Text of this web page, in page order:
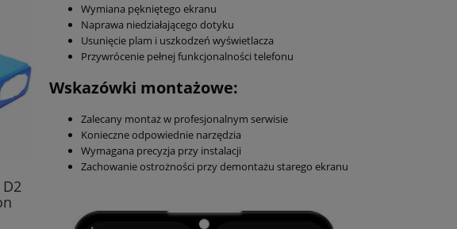
Oświetleniem LED - Szary
łódkę/kajak - Camo
Wymiana pękniętego ekranu
Naprawa niedziałającego dotyku
Usunięcie plam i uszkodzeń wyświetlacza
Przywrócenie pełnej funkcjonalności telefonu
Wskazówki montażowe:
Zalecany montaż w profesjonalnym serwisie
Konieczne odpowiednie narzędzia
Wymagana precyzja przy instalacji
Zachowanie ostrożności przy demontażu starego ekranu